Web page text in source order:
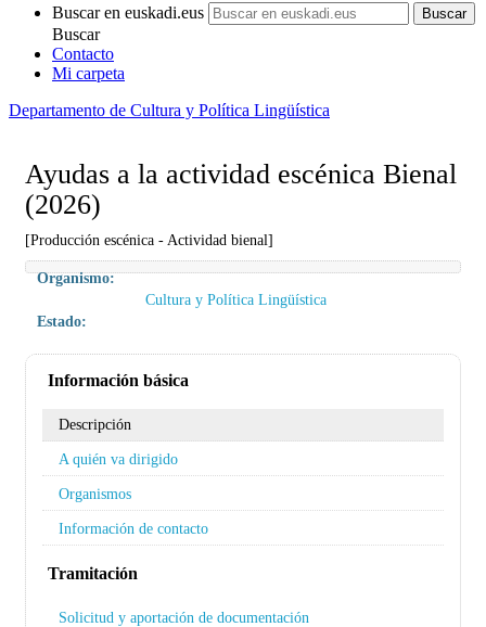
Buscar en euskadi.eus
Buscar
Contacto
Mi carpeta
Departamento de Cultura y Política Lingüística
Ayudas a la actividad escénica Bienal
(2026)
[Producción escénica - Actividad bienal]
Organismo:
Cultura y Política Lingüística
Estado:
Información básica
Descripción
A quién va dirigido
Organismos
Información de contacto
Tramitación
Solicitud y aportación de documentación